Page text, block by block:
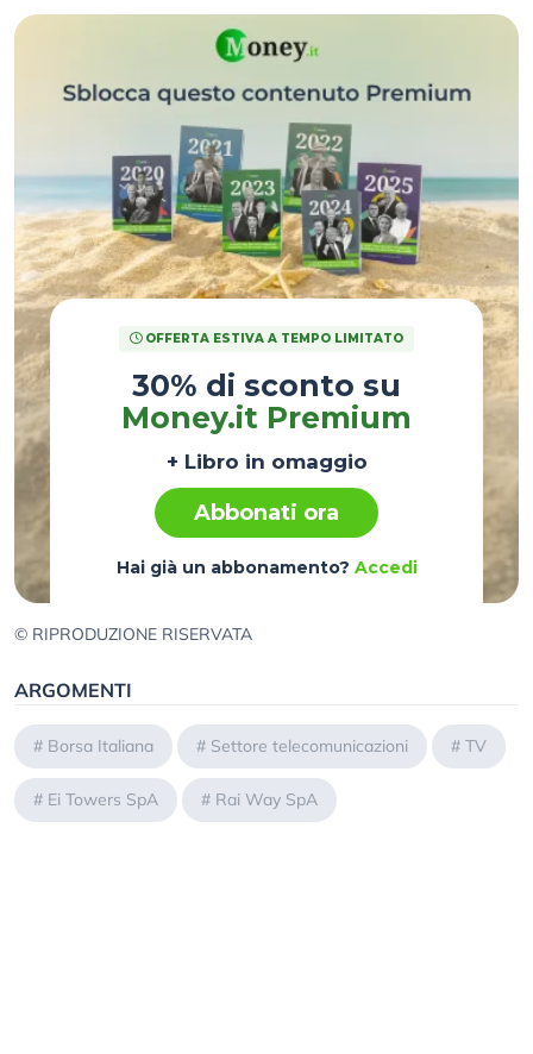
OFFERTA ESTIVA A TEMPO LIMITATO
30% di sconto su
Money.it Premium
+ Libro in omaggio
Abbonati ora
Hai già un abbonamento? Accedi
© RIPRODUZIONE RISERVATA
ARGOMENTI
# Borsa Italiana # Settore telecomunicazioni # TV
# Ei Towers SpA # Rai Way SpA